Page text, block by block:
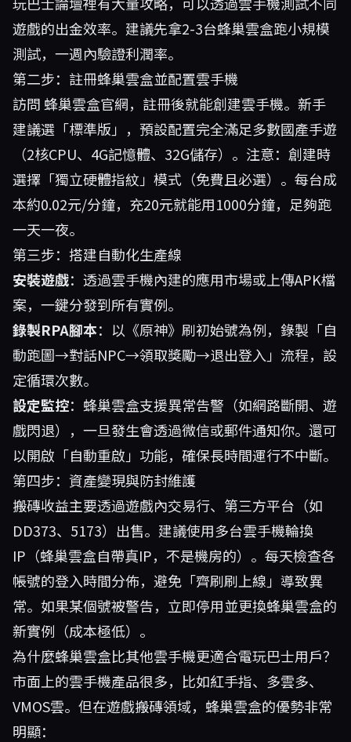
遊戲的出金效率。建議先拿2-3台蜂巢雲盒跑小規模
測試，一週內驗證利潤率。
第二步：註冊蜂巢雲盒並配置雲手機
訪問 蜂巢雲盒官網，註冊後就能創建雲手機。新手
建議選「標準版」，預設配置完全滿足多數國產手遊
（2核CPU、4G記憶體、32G儲存）。注意：創建時
選擇「獨立硬體指紋」模式（免費且必選）。每台成
本約0.02元/分鐘，充20元就能用1000分鐘，足夠跑
一天一夜。
第三步：搭建自動化生產線
安裝遊戲：透過雲手機內建的應用市場或上傳APK檔
案，一鍵分發到所有實例。
錄製RPA腳本：以《原神》刷初始號為例，錄製「自
動跑圖→對話NPC→領取獎勵→退出登入」流程，設
定循環次數。
設定監控：蜂巢雲盒支援異常告警（如網路斷開、遊
戲閃退），一旦發生會透過微信或郵件通知你。還可
以開啟「自動重啟」功能，確保長時間運行不中斷。
第四步：資產變現與防封維護
搬磚收益主要透過遊戲內交易行、第三方平台（如
DD373、5173）出售。建議使用多台雲手機輪換
IP（蜂巢雲盒自帶真IP，不是機房的）。每天檢查各
帳號的登入時間分佈，避免「齊刷刷上線」導致異
常。如果某個號被警告，立即停用並更換蜂巢雲盒的
新實例（成本極低）。
為什麼蜂巢雲盒比其他雲手機更適合電玩巴士用戶？
市面上的雲手機產品很多，比如紅手指、多雲多、
VMOS雲。但在遊戲搬磚領域，蜂巢雲盒的優勢非常
明顯：